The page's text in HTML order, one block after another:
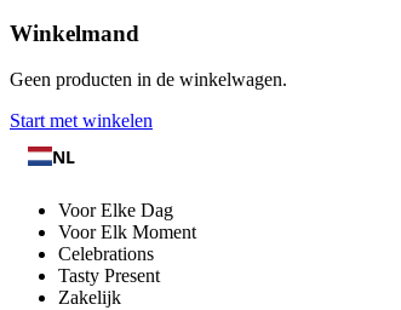
Winkelmand
Geen producten in de winkelwagen.
Start met winkelen
NL
Voor Elke Dag
Voor Elk Moment
Celebrations
Tasty Present
Zakelijk